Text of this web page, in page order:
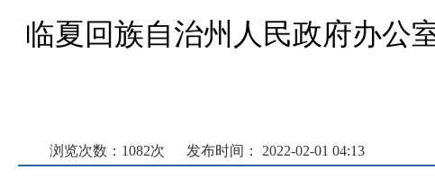
临夏回族自治州人民政府办公
浏览次数： 1082次 发布时间： 2022-02-01 04:13